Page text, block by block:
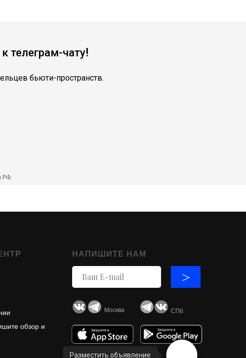
Разместить объявление
телеграм-чату!
бьюти-пространств.
РФ.
и
обзор и
>
НАПИШИТЕ НАМ
Москва СПб